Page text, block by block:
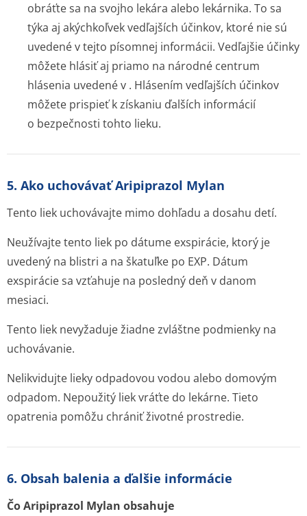
obráťte sa na svojho lekára alebo lekárnika. To sa
týka aj akýchkoľvek vedľajších účinkov, ktoré nie sú
uvedené v tejto písomnej informácii. Vedľajšie účinky
môžete hlásiť aj priamo na národné centrum
hlásenia uvedené v . Hlásením vedľajších účinkov
môžete prispieť k získaniu ďalších informácií
o bezpečnosti tohto lieku.
5. Ako uchovávať Aripiprazol Mylan
Tento liek uchovávajte mimo dohľadu a dosahu detí.
Neužívajte tento liek po dátume exspirácie, ktorý je
uvedený na blistri a na škatuľke po EXP. Dátum
exspirácie sa vzťahuje na posledný deň v danom
mesiaci.
Tento liek nevyžaduje žiadne zvláštne podmienky na
uchovávanie.
Nelikvidujte lieky odpadovou vodou alebo domovým
odpadom. Nepoužitý liek vráťte do lekárne. Tieto
opatrenia pomôžu chrániť životné prostredie.
6. Obsah balenia a ďalšie informácie
Čo Aripiprazol Mylan obsahuje